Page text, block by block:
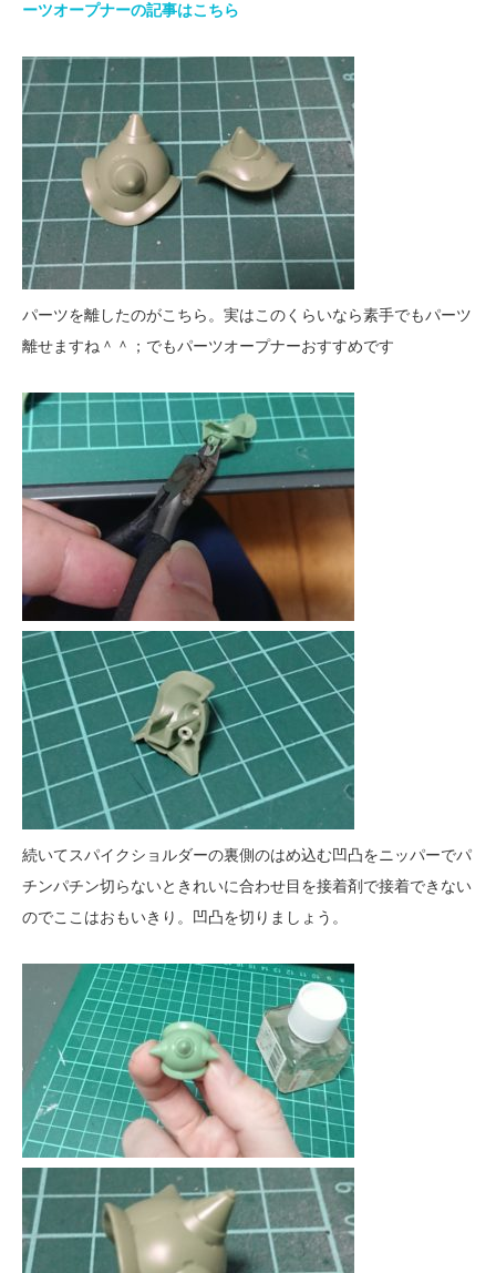
ーツオープナーの記事はこちら
パーツを離したのがこちら。実はこのくらいなら素手でもパーツ
離せますね＾＾；でもパーツオープナーおすすめです
続いてスパイクショルダーの裏側のはめ込む凹凸をニッパーでパ
チンパチン切らないときれいに合わせ目を接着剤で接着できない
のでここはおもいきり。凹凸を切りましょう。